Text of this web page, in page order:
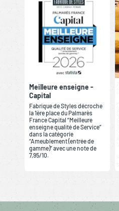
Meilleure enseigne -
Capital
Fabrique de Styles décroche
la 1ère place du Palmarès
France Capital “Meilleure
enseigne qualité de Service”
dans la catégorie
“Ameublement (entrée de
gamme)” avec une note de
7,95/10.